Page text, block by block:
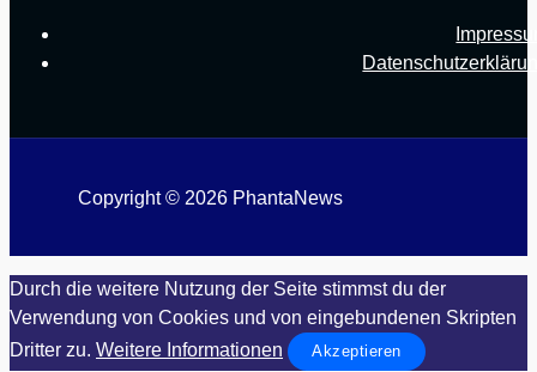
Copyright © 2026 PhantaNews
Durch die weitere Nutzung der Seite stimmst du der
Verwendung von Cookies und von eingebundenen Skripten
Dritter zu. Weitere Informationen Akzeptieren